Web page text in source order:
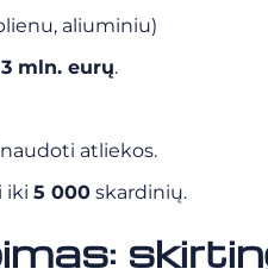
aliuminiu)
3 mln. eurų.
atliekos.
iki 5 000 skardinių.